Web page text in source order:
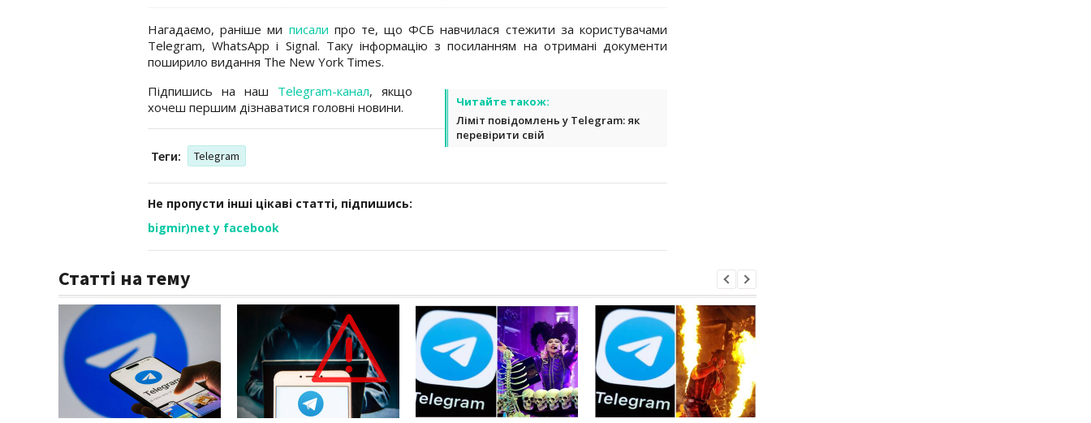
Нагадаємо, раніше ми писали про те, що ФСБ навчилася стежити за користувачами
Telegram, WhatsApp і Signal. Таку інформацію з посиланням на отримані документи
поширило видання The New York Times.
Читайте також:
Ліміт повідомлень у Telegram: як
перевірити свій
Підпишись на наш Telegram-канал, якщо
хочеш першим дізнаватися головні новини.
Теги: Telegram
Не пропусти інші цікаві статті, підпишись:
bigmir)net у facebook
Статті на тему